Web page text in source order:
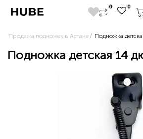
0 0
Продажа подножек в Астане Подножка
Подножка детская 14